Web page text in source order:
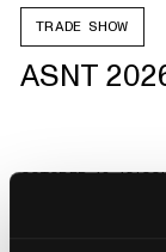
TRADE SHOW
ASNT
OCTOBER 12-15|